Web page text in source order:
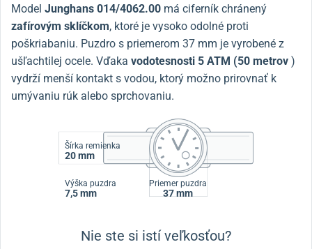
Model Junghans 014/4062.00 má ciferník chránený
zafírovým sklíčkom, ktoré je vysoko odolné proti
poškriabaniu. Puzdro s priemerom 37 mm je vyrobené z
ušľachtilej ocele. Vďaka vodotesnosti 5 ATM (50 metrov )
vydrží menší kontakt s vodou, ktorý možno prirovnať k
umývaniu rúk alebo sprchovaniu.
Šírka remienka
20 mm
Výška puzdra
7,5 mm
Priemer puzdra
37 mm
Nie ste si istí veľkosťou?